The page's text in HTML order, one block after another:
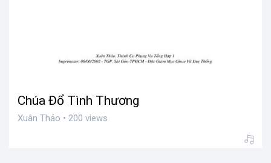
Chúa Đổ Tình Thương
Xuân Thảo • 200 views